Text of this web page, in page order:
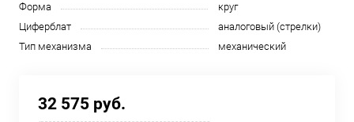
Форма
круг
Циферблат
аналоговый (стрелки)
Тип механизма
механический
32 575 руб.